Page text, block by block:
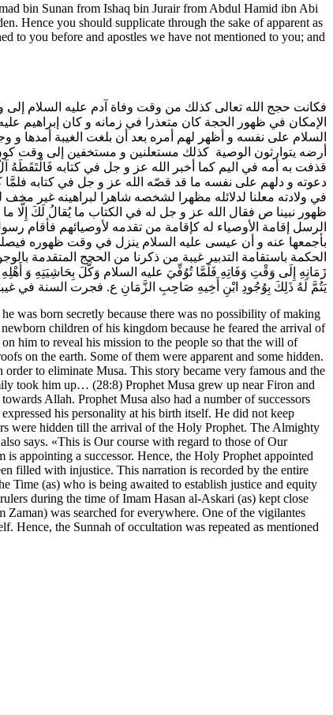
bin Sunan from Ishaq bin Jurair from Abdul Hamid ibn Abi
Hence you should supplicate through the sake of apparent as
to you before and apostles we have not mentioned to you; and
فكانت حجج الله تعالى كذلك من وقت وفاة آدم عليه السلام
الإمكان في ظهور الحجة كان متعذرا في زمانه و كان إبراهيم
السلام على نفسه و أظهر لهم أمره بعد أن بلغت الغيبة أمدها
أرضه يتوارثون الوصية كذلك مستعلنين و مستخفين إلى وقت
قذفت به أمه في اليم كما أخبر الله عز و جل في كتابه‌
دعوته و دلهم على نفسه ما قد قصّه الله عز و جل في كتابه
في ولادته معلنا لدلائله مظهرا لشخصه شاهرا لبراهينه غير
ظهور نبينا ص فقال الله عز و جل له في الكتاب‌ ما يُقالُ لَكَ
الرسل إقامة الأوصياء له كإقامة من تقدمه لأوصيائهم فأقام
بأجمعها عنه و أن عيسى عليه السلام ينزل في وقت ظهوره
الحكمة باستقامة التدبير غيبة من ذكرنا من الحجج المتقدمة
زَمَانِهِ إِلَى وَقْتِ وَفَاتِهِ فَلَمَّا تُوُفِّيَ عليه السلام وَكَّلَ بِحَاشِيَتِهِ وَ
يَتُمَّ لَهُ ذَلِكَ بِوُجُودِ ابْنِ أَخِيهِ صَاحِبِ الزَّمَانِ ع. فجرت السنة في
was born secretly because there was no possibility of making
children of his kingdom because he feared the arrival of
him to reveal his mission to the people so that the will of
on the earth. Some of them were apparent and some hidden.
to eliminate Musa. This story became very famous and the
took him up… (28:8) Prophet Musa grew up near Firon and
Allah. Prophet Musa also had a number of successors
his personality at his birth itself. He did not keep
were hidden till the arrival of the Holy Prophet. The Almighty
says. «This is Our course with regard to those of Our
appointing a successor. Hence, the Holy Prophet appointed
filled with injustice. This narration is recorded by the entire
Time (as) who is being awaited to establish justice and equity
during the time of Imam Hasan al-Askari (as) kept close
was searched for everywhere. One of the vigilantes
Hence, the Sunnah of occultation was repeated as mentioned